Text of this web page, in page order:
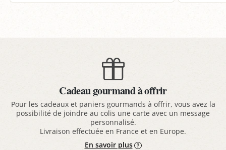
Cadeau gourmand à offrir
Pour les cadeaux et paniers gourmands à offrir, vous avez la
possibilité de joindre au colis une carte avec un message
personnalisé.
Livraison effectuée en France et en Europe.
En savoir plus